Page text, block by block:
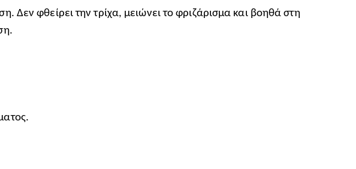
Δεν φθείρει την τρίχα, μειώνει το φριζάρισμα και βοηθά στη